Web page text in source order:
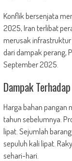
Konflik bersenjata
2025, Iran terlibat
merusak infrastruktur
dari dampak perang,
September 2025.
Dampak
Harga bahan pangan
tahun sebelumnya.
lipat. Sejumlah
sepuluh kali lipat.
sehari-hari.